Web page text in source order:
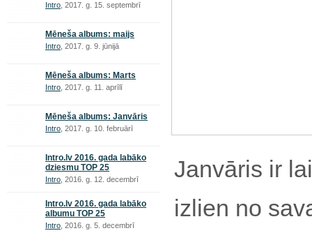
Intro , 2017. g. 15. septembrī
Mēneša albums: maijs
Intro , 2017. g. 9. jūnijā
Mēneša albums: Marts
Intro , 2017. g. 11. aprīlī
Mēneša albums: Janvāris
Intro , 2017. g. 10. februārī
Intro.lv 2016. gada labāko
dziesmu TOP 25
Intro , 2016. g. 12. decembrī
Intro.lv 2016. gada labāko
albumu TOP 25
Intro , 2016. g. 5. decembrī
Janvāris ir
izlien no